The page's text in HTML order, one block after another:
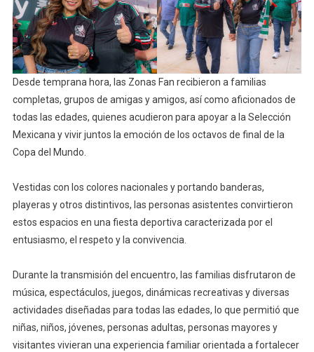
Desde temprana hora, las Zonas Fan recibieron a familias
completas, grupos de amigas y amigos, así como aficionados de
todas las edades, quienes acudieron para apoyar a la Selección
Mexicana y vivir juntos la emoción de los octavos de final de la
Copa del Mundo.
Vestidas con los colores nacionales y portando banderas,
playeras y otros distintivos, las personas asistentes convirtieron
estos espacios en una fiesta deportiva caracterizada por el
entusiasmo, el respeto y la convivencia.
Durante la transmisión del encuentro, las familias disfrutaron de
música, espectáculos, juegos, dinámicas recreativas y diversas
actividades diseñadas para todas las edades, lo que permitió que
niñas, niños, jóvenes, personas adultas, personas mayores y
visitantes vivieran una experiencia familiar orientada a fortalecer